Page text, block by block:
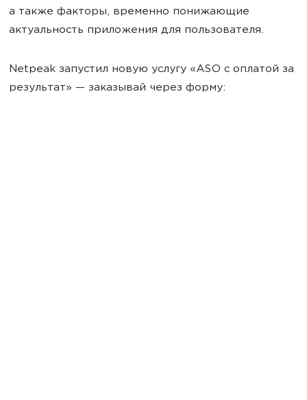
а также факторы, временно понижающие
актуальность приложения для пользователя.
Netpeak запустил новую услугу «ASO с оплатой за
результат» — заказывай через форму: